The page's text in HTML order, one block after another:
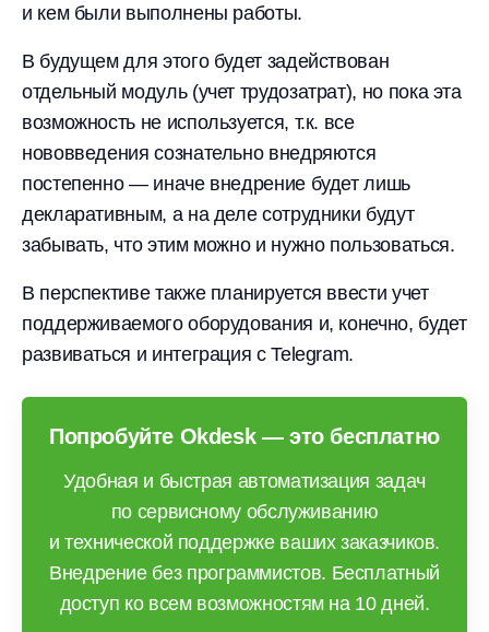
и кем были выполнены работы.
В будущем для этого будет задействован
отдельный модуль (учет трудозатрат), но пока эта
возможность не используется, т.к. все
нововведения сознательно внедряются
постепенно — иначе внедрение будет лишь
декларативным, а на деле сотрудники будут
забывать, что этим можно и нужно пользоваться.
В перспективе также планируется ввести учет
поддерживаемого оборудования и, конечно, будет
развиваться и интеграция с Telegram.
Попробуйте Okdesk — это бесплатно
Удобная и быстрая автоматизация задач
по сервисному обслуживанию
и технической поддержке ваших заказчиков.
Внедрение без программистов. Бесплатный
доступ ко всем возможностям на 10 дней.